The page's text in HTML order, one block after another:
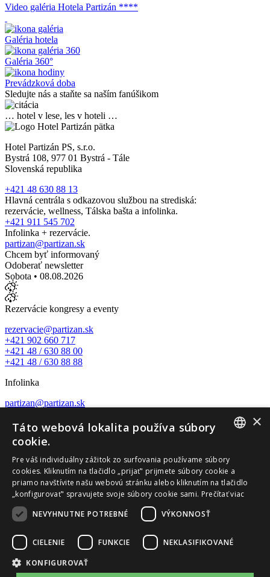
Video galéria Hotela Partizán ****
Galéria hotela
Galéria 360°
Prevádzková doba
Sledujte nás a staňte sa naším fanúšikom
… hotel v lese, les v hoteli …
Hotel Partizán PS, s.r.o.
Bystrá 108, 977 01 Bystrá - Tále
Slovenská republika
+421 48 630 88 13
Hlavná centrála s odkazovou službou na strediská:
rezervácie, wellness, Tálska bašta a infolinka.
+421 911 545 702
Infolinka + rezervácie.
partizan@partizan.sk
Chcem byť informovaný
Odoberať newsletter
Sobota • 08.08.2026
Rezervácie kongresy a eventy
rezervacie@partizan.sk
+421 902 660 717
+421 48 / 630 88 00
+421 48 / 630 88 88
Infolinka
partizan@partizan.sk
Nature wellness center
wellness@partizan.sk
+421 48 / 630 88 07
Recepcia a rezervácie
recepcia@partizan.sk
+421 48 / 630 88 14
Tálska Bašta
+421 48 / 630 88 17
ENGLISH
×
Táto webová lokalita používa súbory
cookie.
Pre váš individuálny zážitok zo surfovania používame súbory
cookies. Kliknutím na tlačidlo „prijať" prijmete súbory cookie a
priamo navštívite našu webovú stránku alebo kliknutím na tlačidlo
„konfigurovať" spravujete svoje súbory cookie sami. Prečítať viac
NEVYHNUTNE POTREBNÉ
VÝKONNOSŤ
CIELENIE FUNKCIE NEKLASIFIKOVANÉ
KONFIGUROVAŤ